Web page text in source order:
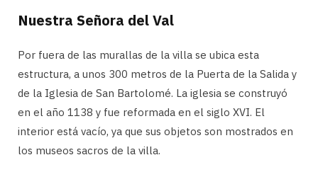
Nuestra Señora del Val
Por fuera de las murallas de la villa se ubica esta
estructura, a unos 300 metros de la Puerta de la Salida y
de la Iglesia de San Bartolomé. La iglesia se construyó
en el año 1138 y fue reformada en el siglo XVI. El
interior está vacío, ya que sus objetos son mostrados en
los museos sacros de la villa.